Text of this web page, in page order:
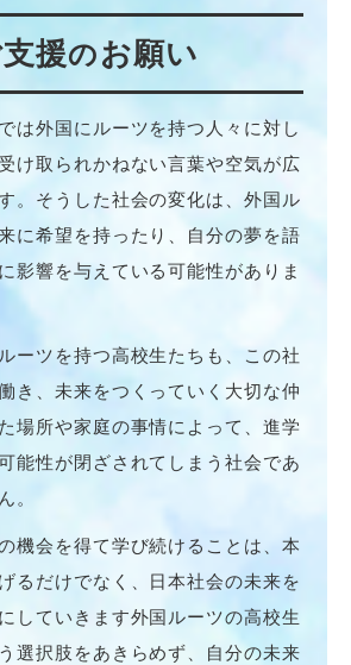
援のお願い
は外国にルーツを持つ人々に対し
け取られかねない言葉や空気が広
。そうした社会の変化は、外国ル
に希望を持ったり、自分の夢を語
影響を与えている可能性がありま
ーツを持つ高校生たちも、この社
き、未来をつくっていく大切な仲
場所や家庭の事情によって、進学
能性が閉ざされてしまう社会であ
。
機会を得て学び続けることは、本
るだけでなく、日本社会の未来を
していきます外国ルーツの高校生
選択肢をあきらめず、自分の未来